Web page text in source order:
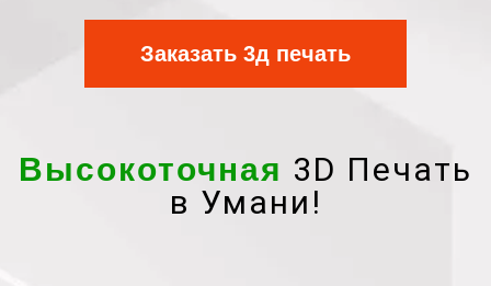
Заказать 3д печать
Высокоточная 3D Печать
в Умани!